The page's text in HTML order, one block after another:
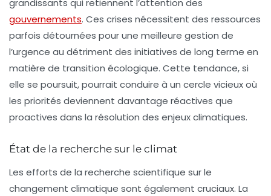
grandissants qui retiennent l’attention des
gouvernements. Ces crises nécessitent des ressources
parfois détournées pour une meilleure gestion de
l’urgence au détriment des initiatives de long terme en
matière de transition écologique. Cette tendance, si
elle se poursuit, pourrait conduire à un cercle vicieux où
les priorités deviennent davantage réactives que
proactives dans la résolution des enjeux climatiques.
État de la recherche sur le climat
Les efforts de la recherche scientifique sur le
changement climatique sont également cruciaux. La